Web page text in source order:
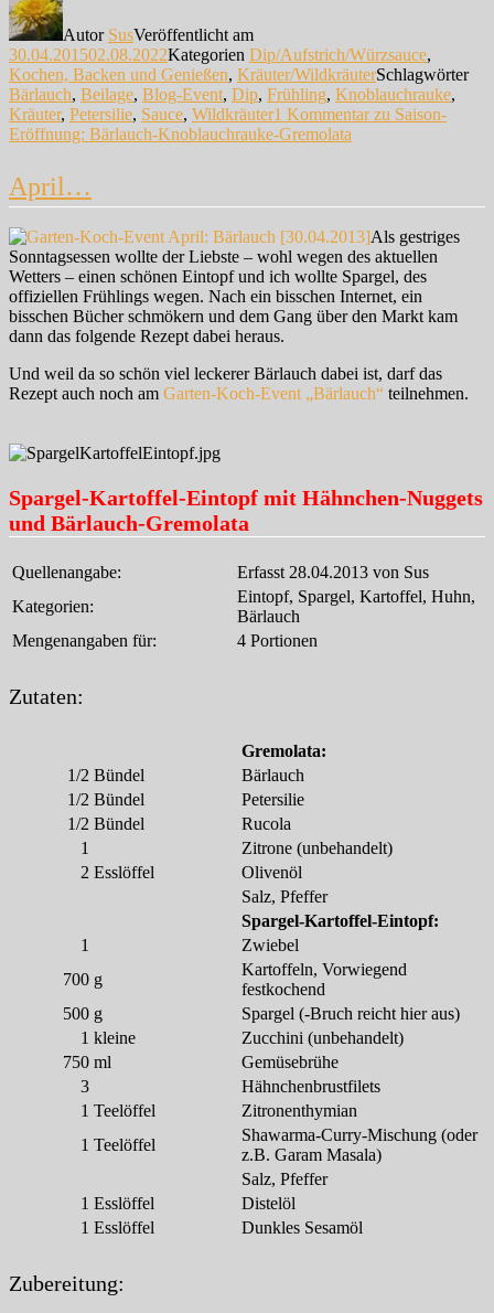
Autor SusVeröffentlicht am
30.04.201502.08.2022Kategorien Dip/Aufstrich/Würzsauce,
Kochen, Backen und Genießen, Kräuter/WildkräuterSchlagwörter
Bärlauch, Beilage, Blog-Event, Dip, Frühling, Knoblauchrauke,
Kräuter, Petersilie, Sauce, Wildkräuter1 Kommentarzu Saison-
Eröffnung: Bärlauch-Knoblauchrauke-Gremolata
April…
Als gestriges
Sonntagsessen wollte der Liebste – wohl wegen des aktuellen
Wetters – einen schönen Eintopf und ich wollte Spargel, des
offiziellen Frühlings wegen. Nach ein bisschen Internet, ein
bisschen Bücher schmökern und dem Gang über den Markt kam
dann das folgende Rezept dabei heraus.
Und weil da so schön viel leckerer Bärlauch dabei ist, darf das
Rezept auch noch am Garten-Koch-Event „Bärlauch“ teilnehmen.
Spargel-Kartoffel-Eintopf mit Hähnchen-Nuggets
und Bärlauch-Gremolata
Quellenangabe:
Erfasst 28.04.2013 von Sus
Kategorien:
Eintopf, Spargel, Kartoffel, Huhn,
Bärlauch
Mengenangaben für:
4 Portionen
Zutaten:
Gremolata:
1/2 Bündel
Bärlauch
1/2 Bündel
Petersilie
1/2 Bündel
Rucola
1
Zitrone (unbehandelt)
2 Esslöffel
Olivenöl
Salz, Pfeffer
Spargel-Kartoffel-Eintopf:
1
Zwiebel
700 g
Kartoffeln, Vorwiegend
festkochend
500 g
Spargel (-Bruch reicht hier aus)
1 kleine
Zucchini (unbehandelt)
750 ml
Gemüsebrühe
3
Hähnchenbrustfilets
1 Teelöffel
Zitronenthymian
1 Teelöffel
Shawarma-Curry-Mischung (oder
z.B. Garam Masala)
Salz, Pfeffer
1 Esslöffel
Distelöl
1 Esslöffel Dunkles Sesamöl
Zubereitung: